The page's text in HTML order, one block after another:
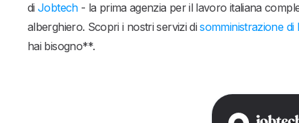
diJobtech- la prima agenzia per il lavoro italiana
alberghiero. Scopri i nostri servizi disomministrazione di
hai bisogno**.